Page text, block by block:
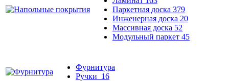
Паркетная доска 379
Инженерная доска 20
Массивная доска 52
Модульный паркет 45
Фурнитура
Ручки 16